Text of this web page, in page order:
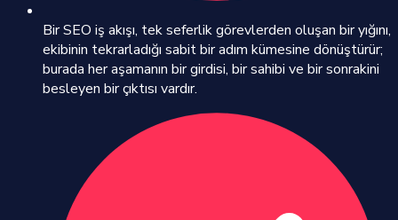
Bir SEO iş akışı, tek seferlik görevlerden oluşan bir yığını,
ekibinin tekrarladığı sabit bir adım kümesine dönüştürür;
burada her aşamanın bir girdisi, bir sahibi ve bir sonrakini
besleyen bir çıktısı vardır.